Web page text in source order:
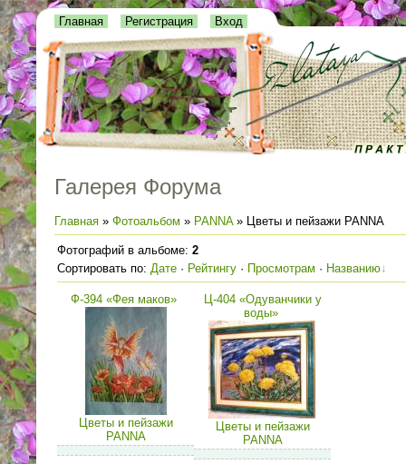
Главная Регистрация Вход
Галерея Форума
Главная » Фотоальбом » PANNA» Цветы и пейзажи PANNA
Фотографий в альбоме: 2
Сортировать по: Дате · Рейтингу · Просмотрам · Названию
Ф-394 «Фея маков»
Цветы и пейзажи
PANNA
Ц-404 «Одуванчики у
воды»
Цветы и пейзажи
PANNA